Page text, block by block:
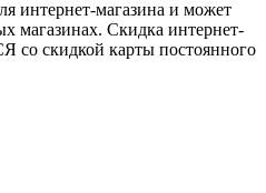
интернет-магазина и может
магазинах. Скидка интернет-
скидкой карты постоянного